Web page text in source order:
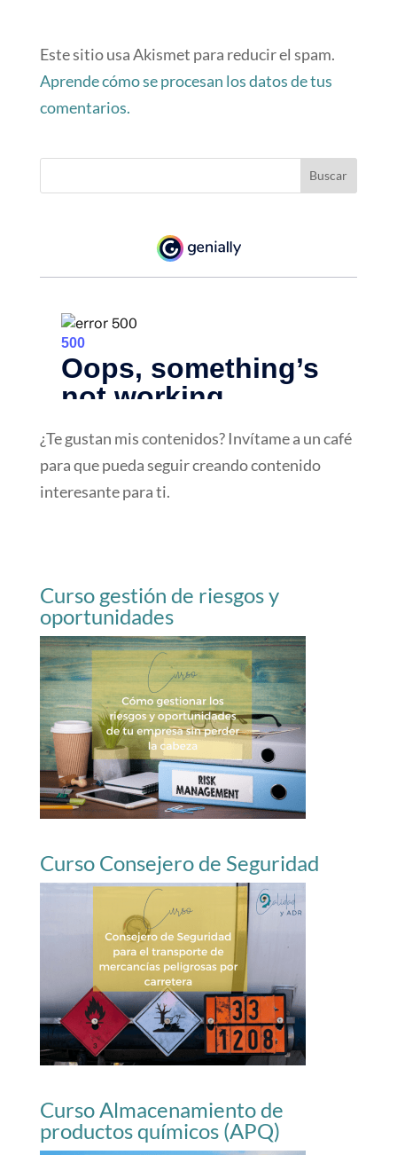
Este sitio usa Akismet para reducir el spam.
Aprende cómo se procesan los datos de tus
comentarios.
¿Te gustan mis contenidos? Invítame a un café
para que pueda seguir creando contenido
interesante para ti.
Curso gestión de riesgos y
oportunidades
Curso Consejero de Seguridad
Curso Almacenamiento de
productos químicos (APQ)